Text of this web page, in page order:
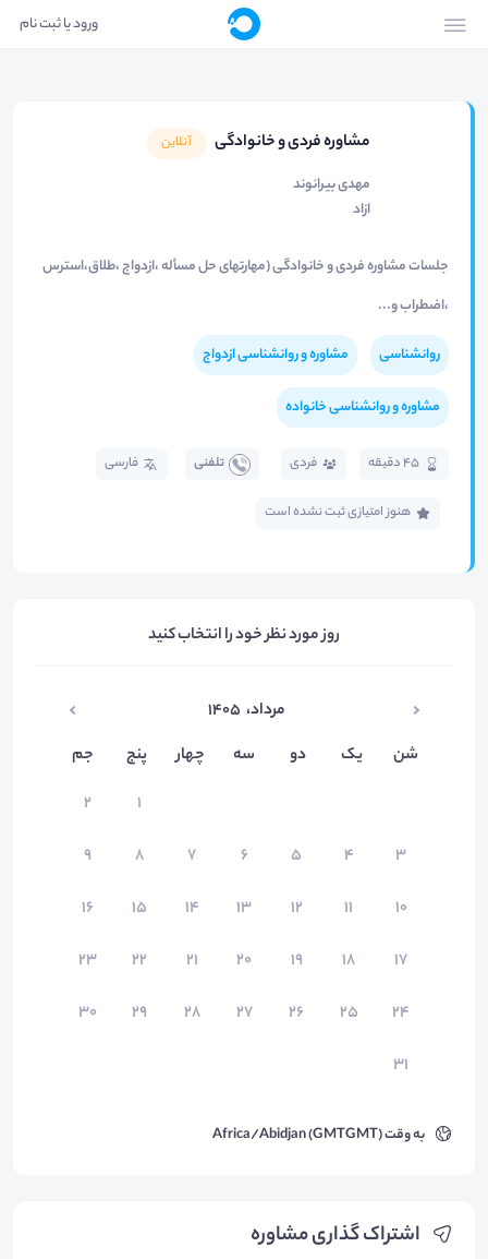
ورود یا ثبت نام
مشاوره فردی و خانوادگی آنلاین
مهدی بیرانوند
ازاد
جلسات مشاوره فردی و خانوادگی (مهارتهای حل مسأله ،ازدواج ،طلاق،استرس
،اضطراب و...
روانشناسی مشاوره و روانشناسی ازدواج
مشاوره و روانشناسی خانواده
45 دقیقه فردی تلفنی فارسی
هنوز امتیازی ثبت نشده است
روز مورد نظر خود را انتخاب کنید
مرداد، ۱۴۰۵
شن
یک دو سه چهار پنج
جم
۱
۲
۳
۴ ۵ ۶ ۷ ۸
۹
۱۰
۱۱ ۱۲ ۱۳ ۱۴ ۱۵
۱۶
۱۷
۱۸ ۱۹ ۲۰ ۲۱ ۲۲
۲۳
۲۴
۲۵ ۲۶ ۲۷ ۲۸ ۲۹
۳۰
۳۱
به وقتAfrica/Abidjan (GMTGMT)
اشتراک گذاری مشاوره